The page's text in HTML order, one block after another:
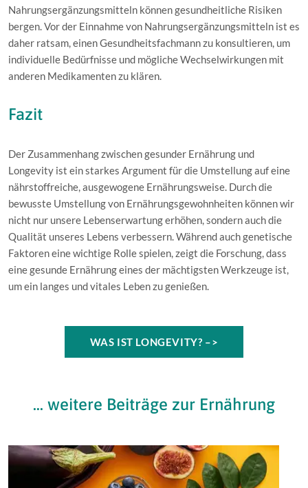
Nahrungsergänzungsmitteln können gesundheitliche Risiken
bergen. Vor der Einnahme von Nahrungsergänzungsmitteln ist es
daher ratsam, einen Gesundheitsfachmann zu konsultieren, um
individuelle Bedürfnisse und mögliche Wechselwirkungen mit
anderen Medikamenten zu klären.
Fazit
Der Zusammenhang zwischen gesunder Ernährung und
Longevity ist ein starkes Argument für die Umstellung auf eine
nährstoffreiche, ausgewogene Ernährungsweise. Durch die
bewusste Umstellung von Ernährungsgewohnheiten können wir
nicht nur unsere Lebenserwartung erhöhen, sondern auch die
Qualität unseres Lebens verbessern. Während auch genetische
Faktoren eine wichtige Rolle spielen, zeigt die Forschung, dass
eine gesunde Ernährung eines der mächtigsten Werkzeuge ist,
um ein langes und vitales Leben zu genießen.
WAS IST LONGEVITY? –>
... weitere Beiträge zur Ernährung